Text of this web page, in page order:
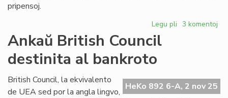
pripensoj.
Legu pli pri
presata
3 komentoj
Ankaŭ British Council
destinita al bankroto
HeKo 892 6-A, 2 nov 25
British Council, la ekvivalento
de UEA sed por la angla lingvo,